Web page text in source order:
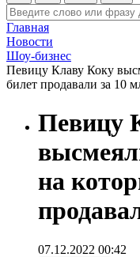
Главная
Новости
Шоу-бизнес
Певицу Клаву Коку
билет продавали за 10
Певицу
на
07.12.2022 00:42